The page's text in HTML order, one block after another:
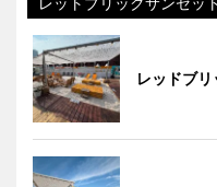
レッドブ